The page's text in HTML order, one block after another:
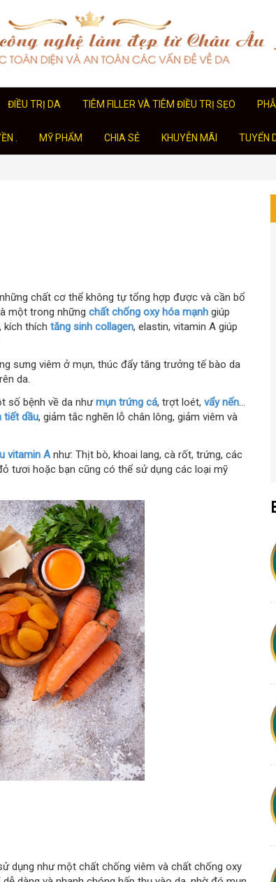
ĐIỀU TRỊ DA TIÊM FILLER VÀ TIÊM ĐIỀU TRỊ SẸO
. MỸ PHẨM CHIA SẺ KHUYỄN MÃI TUYỂN
chất cơ thể không tự tổng hợp được và cần bổ
một trong những chất chống oxy hóa mạnh giúp
kích thích tăng sinh collagen, elastin, vitamin A giúp
sưng viêm ở mụn, thúc đẩy tăng trưởng tế bào da
da.
số bệnh về da nhưmụn trứng cá, trợt loét, vẩy nến...
tiết dầu, giảm tắc nghẽn lỗ chân lông, giảm viêm và
vitamin Anhư: Thịt bò, khoai lang, cà rốt, trứng, các
tươi hoặc bạn cũng có thể sử dụng các loại mỹ
dụng như một chất chống viêm và chất chống oxy